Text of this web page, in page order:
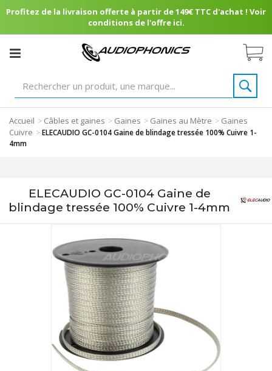
Profitez de la livraison offerte à partir de 149€ TTC d'achat ! Voir
conditions de l'offre ici.
Accueil > Câbles et gaines > Gaines > Gaines au Mètre > Gaines
Cuivre >ELECAUDIO GC-0104 Gaine de blindage tressée 100% Cuivre 1-
4mm
ELECAUDIO GC-0104 Gaine de
blindage tressée 100% Cuivre 1-4mm